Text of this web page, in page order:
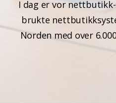
I dag er vor
brukte
Norden med over